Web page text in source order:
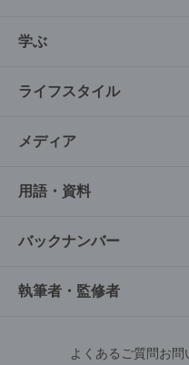
学ぶ
ライフスタイル
メディア
用語・資料
バックナンバー
執筆者・監修者
よくあるご質問お問